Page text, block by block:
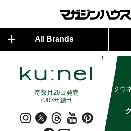
All Brands
奇数月20日発売
2003年創刊
クウ